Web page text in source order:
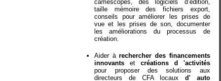
caméscopes, des logiciels d’édition,
taille mémoire des fichiers export,
conseils pour améliorer les prises de
vue et les prises de son, documenter
les améliorations du processus de
création.
Aider àrechercher des financements
innovants et créations d 'activités
pour proposer des solutions aux
directeurs de CFA locaux d' auto